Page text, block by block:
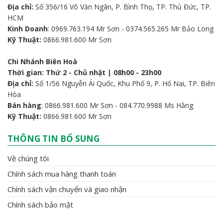
Địa chỉ: Số 356/16 Võ Văn Ngân, P. Bình Thọ, TP. Thủ Đức, TP.
HCM
Kinh Doanh: 0969.763.194 Mr Sơn - 0374.565.265 Mr Bảo Long
Kỹ Thuật: 0866.981.600 Mr Sơn
Chi Nhánh Biên Hoà
Thời gian: Thứ 2 - Chủ nhật | 08h00 - 23h00
Địa chỉ: Số 1/56 Nguyễn Ái Quốc, Khu Phố 9, P. Hố Nai, TP. Biên
Hòa
Bán hàng: 0866.981.600 Mr Sơn - 084.770.9988 Ms Hằng
Kỹ Thuật: 0866.981.600 Mr Sơn
THÔNG TIN BỔ SUNG
Về chúng tôi
Chính sách mua hàng thanh toán
Chính sách vận chuyển và giao nhận
Chính sách bảo mật